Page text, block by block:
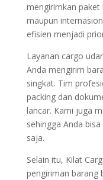
mengirimkan
maupun
efisien menjadi
Layanan cargo
Anda mengirim
singkat. Tim
packing dan
lancar. Kami juga
sehingga Anda
saja.
Selain itu, Kilat
pengiriman barang